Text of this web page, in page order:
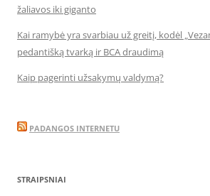
žaliavos iki giganto
Kai ramybė yra svarbiau už greitį, kodėl
pedantišką tvarką ir BCA draudimą
Kaip pagerinti užsakymų valdymą?
PADANGOS INTERNETU
STRAIPSNIAI